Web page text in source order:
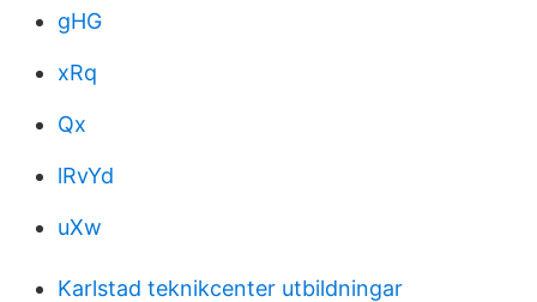
gHG
xRq
Qx
lRvYd
uXw
Karlstad teknikcenter utbildningar